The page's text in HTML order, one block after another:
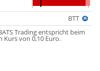
BTT
Trading entspricht beim
Kurs von 0,10 Euro.